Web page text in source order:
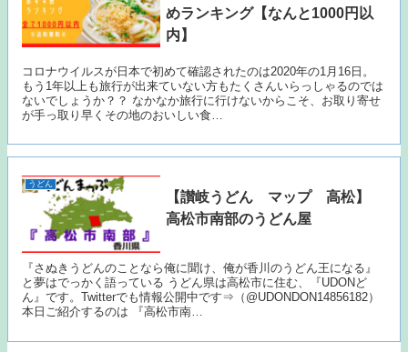
めランキング【なんと1000円以
内】
コロナウイルスが日本で初めて確認されたのは2020年の1月16日。
もう1年以上も旅行が出来ていない方もたくさんいらっしゃるのでは
ないでしょうか？？ なかなか旅行に行けないからこそ、お取り寄せ
が手っ取り早くその地のおいしい食…
うどん
【讃岐うどん マップ 高松】
高松市南部のうどん屋
『さぬきうどんのことなら俺に聞け、俺が香川のうどん王になる』
と夢はでっかく語っている うどん県は高松市に住む、『UDONど
ん』です。Twitterでも情報公開中です⇒（@UDONDON14856182）
本日ご紹介するのは 『高松市南…